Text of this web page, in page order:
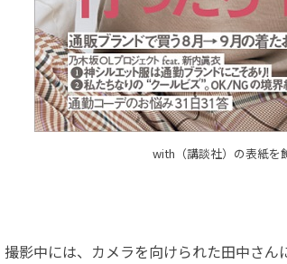
with（講談社）の表紙を
撮影中には、カメラを向けられた田中さん